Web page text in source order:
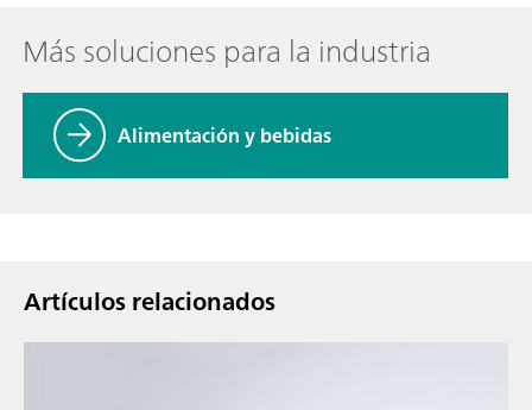
Más soluciones para la industria
Alimentación y bebidas
Artículos relacionados